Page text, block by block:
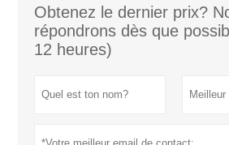
Obtenez le dernier prix?
répondrons dès que
12 heures)